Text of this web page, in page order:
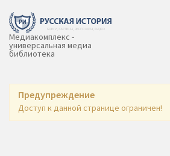
Медиакомплекс -
универсальная медиа
библиотека
Предупреждение
Доступ к данной странице ограничен!